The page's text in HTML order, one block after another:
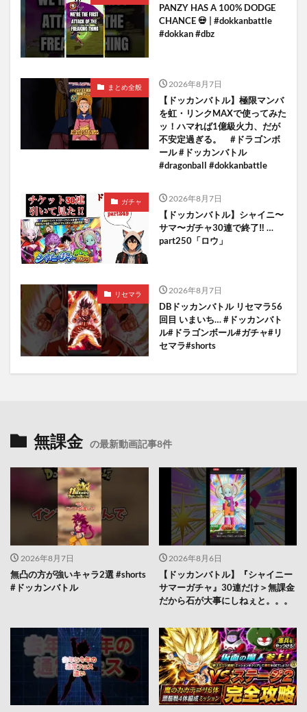
PANZY HAS A 100% DODGE
CHANCE 💀 | #dokkanbattle
#dokkan #dbz
まとめ全般 2026年8月7日
【ドッカンバトル】極限マンバ
を虹・リンクMAXで使ってみた
ッ！ハマれば1億級火力、だが
不安定過ぎる。 #ドラゴンボ
ール #ドッカンバトル
#dragonball #dokkanbattle
ガチャ 2026年8月7日
【ドッカンバトル】シャイニ〜
サマ〜ガチャ30連で終了‼︎ …
part250「ロウ」
リセマラ 2026年8月7日
DBドッカンバトル リセマラ56
回目 いまいち… #ドッカンバト
ル#ドラゴンボール#ガチャ#リ
セマラ#shorts
無課金 の最新動画記事8件
2026年8月7日
無凸の方が強いキャラ2選 #shorts
#ドッカンバトル
2026年8月6日
【ドッカンバトル】『シャイニー
サマーガチャ』30連だけ＞無課金
だから石が大事にしねぇと。。。